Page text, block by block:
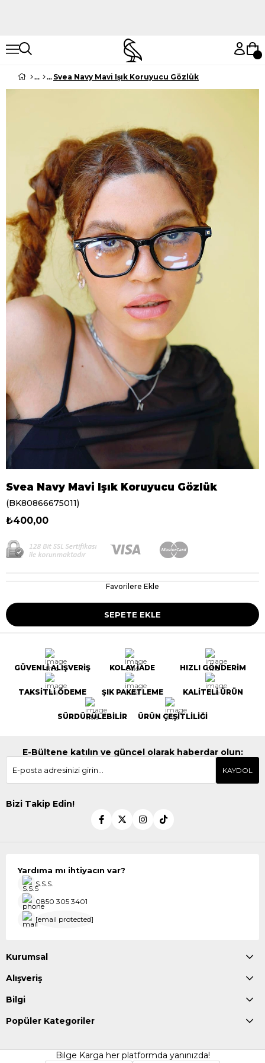
Svea Navy Mavi Işık Koruyucu Gözlük
Svea Navy Mavi Işık Koruyucu Gözlük
(BK80866675011)
₺400,00
Favorilere Ekle
GÜVENLİ ALIŞVERİŞ KOLAY İADE HIZLI GÖNDERİM
TAKSİTLİ ÖDEME ŞIK PAKETLEME KALİTELİ ÜRÜN
SÜRDÜRÜLEBİLİR ÜRÜN ÇEŞİTLİLİĞİ
E-Bültene katılın ve güncel olarak haberdar olun:
KAYDOL
Bizi Takip Edin!
Yardıma mı ihtiyacın var?
S.S.S.
0850 305 3401
[email protected]
Kurumsal
Alışveriş
Bilgi
Popüler Kategoriler
Bilge Karga her platformda yanınızda!